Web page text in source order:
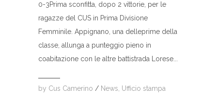
0-3Prima sconfitta, dopo 2 vittorie, per le
ragazze del CUS in Prima Divisione
Femminile. Appignano, una delleprime della
classe, allunga a punteggio pieno in
coabitazione con le altre battistrada Lorese...
by Cus Camerino / News, Ufficio stampa